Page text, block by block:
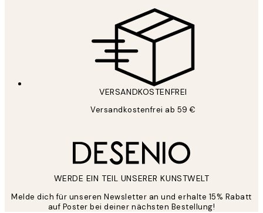
VERSANDKOSTENFREI
Versandkostenfrei ab 59 €
WERDE EIN TEIL UNSERER KUNSTWELT
Melde dich für unseren Newsletter an und erhalte 15% Rabatt
auf Poster bei deiner nächsten Bestellung!